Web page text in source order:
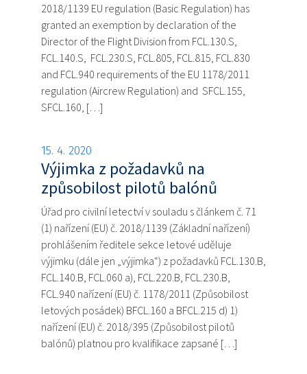
2018/1139 EU regulation (Basic Regulation) has
granted an exemption by declaration of the
Director of the Flight Division from FCL.130.S,
FCL.140.S, FCL.230.S, FCL.805, FCL.815, FCL.830
and FCL.940 requirements of the EU 1178/2011
regulation (Aircrew Regulation) and SFCL.155,
SFCL.160, […]
15. 4. 2020
Výjimka z požadavků na
způsobilost pilotů balónů
Úřad pro civilní letectví v souladu s článkem č. 71
(1) nařízení (EU) č. 2018/1139 (Základní nařízení)
prohlášením ředitele sekce letové uděluje
výjimku (dále jen „výjimka“) z požadavků FCL.130.B,
FCL.140.B, FCL.060 a), FCL.220.B, FCL.230.B,
FCL.940 nařízení (EU) č. 1178/2011 (Způsobilost
letových posádek) BFCL.160 a BFCL.215 d) 1)
nařízení (EU) č. 2018/395 (Způsobilost pilotů
balónů) platnou pro kvalifikace zapsané […]